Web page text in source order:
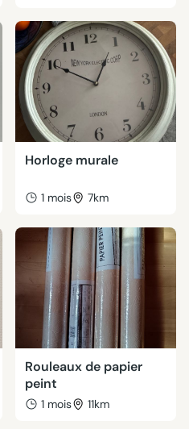
Horloge murale
1 mois 7km
Rouleaux de papier
peint
1 mois 11km